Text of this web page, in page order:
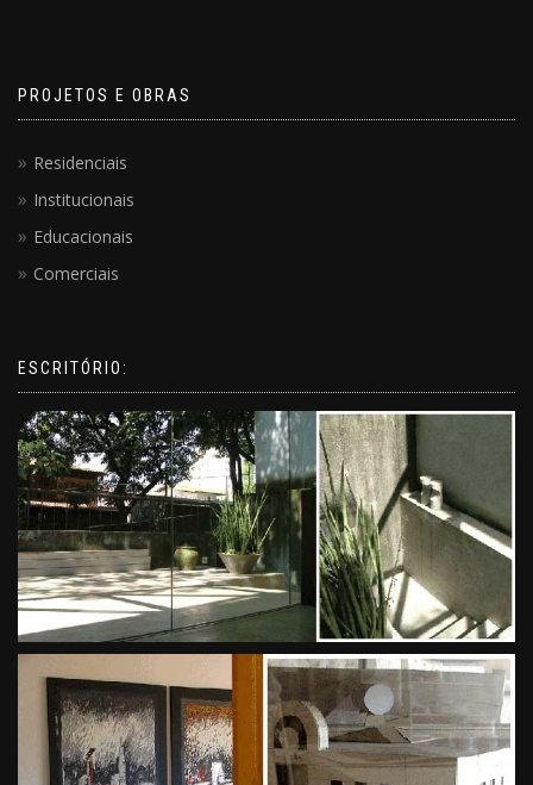
PROJETOS E OBRAS
Residenciais
Institucionais
Educacionais
Comerciais
ESCRITÓRIO: